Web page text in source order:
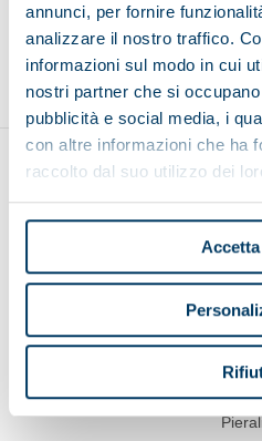
annunci, per fornire
analizzare il nostro traffico.
informazioni sul modo in cui
nostri partner che si
pubblicità e social media, i
con altre informazioni che ha
raccolto dal suo utilizzo dei
Volver al inicio